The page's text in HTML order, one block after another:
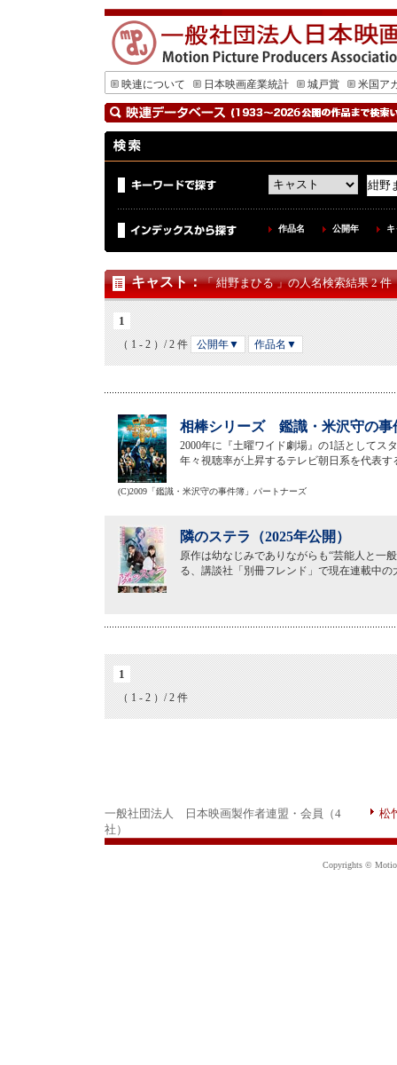
映連について 日本映画産業統計 城戸賞 米国ア
作品名 公開年
キャスト：「 紺野まひる 」の人名検索結果 2 件
1
（ 1 - 2 ）/ 2 件 公開年▼ 作品名▼
相棒シリーズ 鑑識・米沢守の事
2000年に『土曜ワイド劇場』の1話としてス
年々視聴率が上昇するテレビ朝日系を代表
(C)2009「鑑識・米沢守の事件簿」パートナーズ
隣のステラ（2025年公開）
原作は幼なじみでありながらも“芸能人と一
る、講談社「別冊フレンド」で現在連載中
1
（ 1 - 2 ）/ 2 件
一般社団法人 日本映画製作者連盟・会員（4
社）
松
Copyrights ©